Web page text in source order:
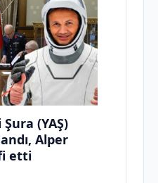
(YAŞ)
Alper
etti